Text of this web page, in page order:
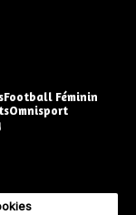
Football Féminin
Omnisport